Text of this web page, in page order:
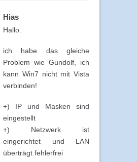
Hias
Hallo.
ich habe das gleiche
Problem wie Gundolf, ich
kann Win7 nicht mit Vista
verbinden!
+) IP und Masken sind
eingestellt
+) Netzwerk ist
eingerichtet und LAN
überträgt fehlerfrei